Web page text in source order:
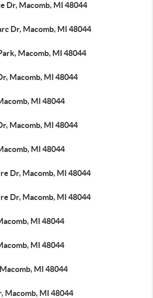
Dr, Macomb, MI 48044
Dr, Macomb, MI 48044
Macomb, MI 48044
Macomb, MI 48044
MI 48044
Macomb, MI 48044
MI 48044
Dr, Macomb, MI 48044
Dr, Macomb, MI 48044
MI 48044
MI 48044
MI 48044
Macomb, MI 48044